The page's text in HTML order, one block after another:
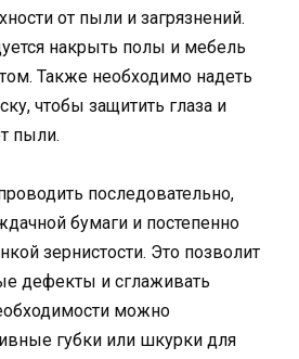
от пыли и загрязнений.
накрыть полы и мебель
Также необходимо надеть
чтобы защитить глаза и
пыли.
последовательно,
бумаги и постепенно
зернистости. Это позволит
дефекты и сглаживать
можно
губки или шкурки для